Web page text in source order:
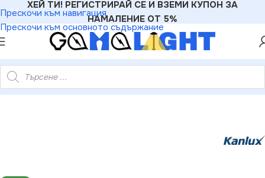
Прескочи към навигация
Прескочи към основното съдържание
ХЕЙ ТИ! РЕГИСТРИРАЙ СЕ И ВЗЕМИ КУПОН ЗА
НАМАЛЕНИЕ ОТ 5%
»Рамки»Kanlux 25295 Двойна хоризонтална рамка LOGI